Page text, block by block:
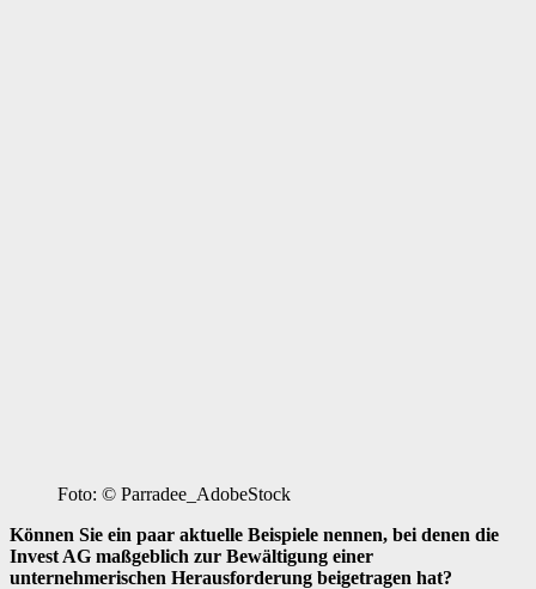
Foto: © Parradee_AdobeStock
Können Sie ein paar aktuelle Beispiele nennen, bei denen die
Invest AG maßgeblich zur Bewältigung einer
unternehmerischen Herausforderung beigetragen hat?